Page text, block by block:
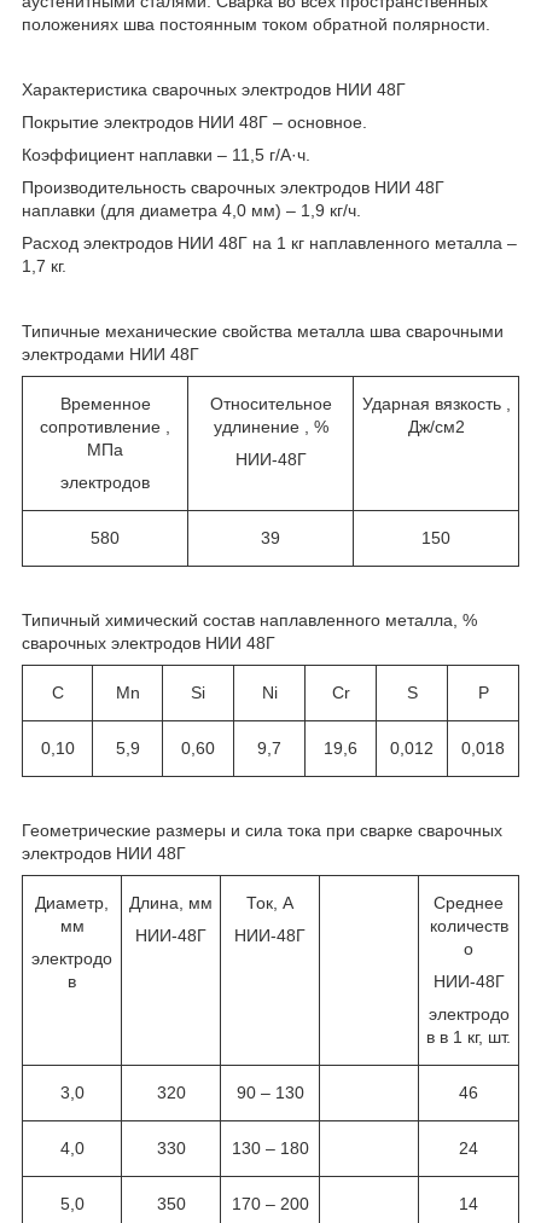
положениях шва постоянным током обратной полярности.
Характеристика сварочных электродов НИИ 48Г
Покрытие электродов НИИ 48Г – основное.
Коэффициент наплавки – 11,5 г/А·ч.
Производительность сварочных электродов НИИ 48Г
наплавки (для диаметра 4,0 мм) – 1,9 кг/ч.
Расход электродов НИИ 48Г на 1 кг наплавленного металла –
1,7 кг.
Типичные механические свойства металла шва сварочными
электродами НИИ 48Г
Временное
сопротивление ,
МПа
электродов
Относительное
удлинение , %
НИИ-48Г
Ударная вязкость ,
Дж/см2
580 39 150
Типичный химический состав наплавленного металла, %
сварочных электродов НИИ 48Г
C Mn Si Ni Cr S P
0,10 5,9 0,60 9,7 19,6 0,012 0,018
Геометрические размеры и сила тока при сварке сварочных
электродов НИИ 48Г
Диаметр,
мм
электродо
в
Длина, мм
НИИ-48Г
Ток, А
НИИ-48Г
Среднее
количеств
о
НИИ-48Г
электродо
в в 1 кг, шт.
3,0 320 90 – 130 46
4,0 330 130 – 180 24
5,0 350 170 – 200 14